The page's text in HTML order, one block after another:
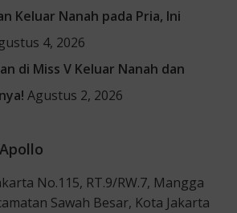
Keluar Nanah pada Pria, Ini
4, 2026
di Miss V Keluar Nanah dan
Agustus 2, 2026
No.115, RT.9/RW.7, Mangga
Sawah Besar, Kota Jakarta